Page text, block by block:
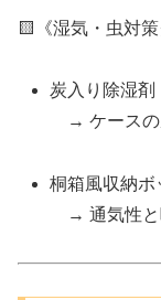
🟨《湿気・虫対策
炭入り除湿剤
→ ケースの
桐箱風収納ボ
→ 通気性と